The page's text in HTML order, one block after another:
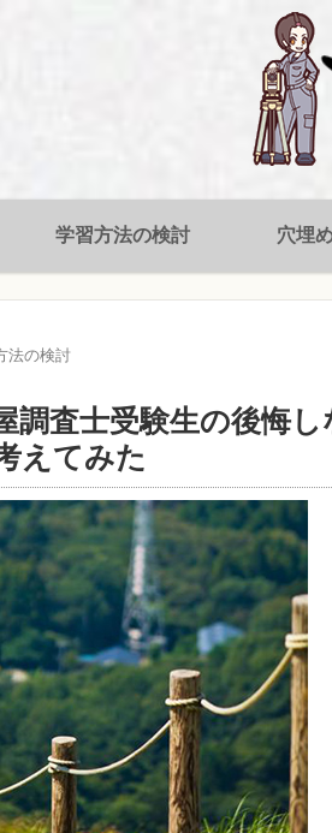
学習方法の検討 穴埋
法の検討
調査士受験生の後悔
えてみた